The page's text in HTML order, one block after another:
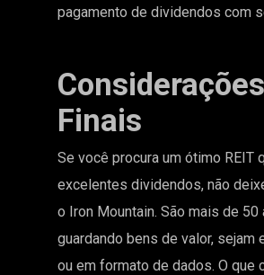
pagamento de dividendos com
Considerações
Finais
Se você procura um ótimo REIT
excelentes dividendos, não
o Iron Mountain. São mais de 50
guardando bens de valor,
ou em formato de dados. O que